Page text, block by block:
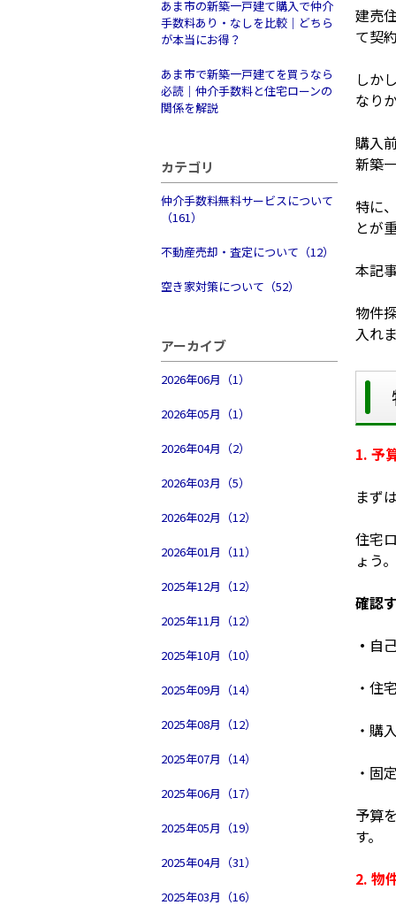
あま市の新築一戸建て購入で仲介
手数料あり・なしを比較｜どちら
が本当にお得？
あま市で新築一戸建てを買うなら
必読｜仲介手数料と住宅ローンの
関係を解説
カテゴリ
仲介手数料無料サービスについて
（161）
不動産売却・査定について（12）
空き家対策について（52）
アーカイブ
2026年06月（1）
2026年05月（1）
2026年04月（2）
2026年03月（5）
2026年02月（12）
2026年01月（11）
2025年12月（12）
2025年11月（12）
2025年10月（10）
2025年09月（14）
2025年08月（12）
2025年07月（14）
2025年06月（17）
2025年05月（19）
2025年04月（31）
2025年03月（16）
建売
て契
しか
なり
購入
新築
特に
とが
本記
物件
入れ
1. 予
まず
住宅
ょう。
確認
・ 自
・住
・購
・固
予算
す。
2. 物